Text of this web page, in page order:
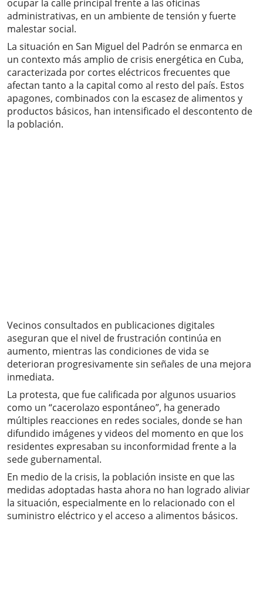
ocupar la calle principal frente a las oficinas
administrativas, en un ambiente de tensión y fuerte
malestar social.
La situación en San Miguel del Padrón se enmarca en
un contexto más amplio de crisis energética en Cuba,
caracterizada por cortes eléctricos frecuentes que
afectan tanto a la capital como al resto del país. Estos
apagones, combinados con la escasez de alimentos y
productos básicos, han intensificado el descontento de
la población.
Vecinos consultados en publicaciones digitales
aseguran que el nivel de frustración continúa en
aumento, mientras las condiciones de vida se
deterioran progresivamente sin señales de una mejora
inmediata.
La protesta, que fue calificada por algunos usuarios
como un “cacerolazo espontáneo”, ha generado
múltiples reacciones en redes sociales, donde se han
difundido imágenes y videos del momento en que los
residentes expresaban su inconformidad frente a la
sede gubernamental.
En medio de la crisis, la población insiste en que las
medidas adoptadas hasta ahora no han logrado aliviar
la situación, especialmente en lo relacionado con el
suministro eléctrico y el acceso a alimentos básicos.